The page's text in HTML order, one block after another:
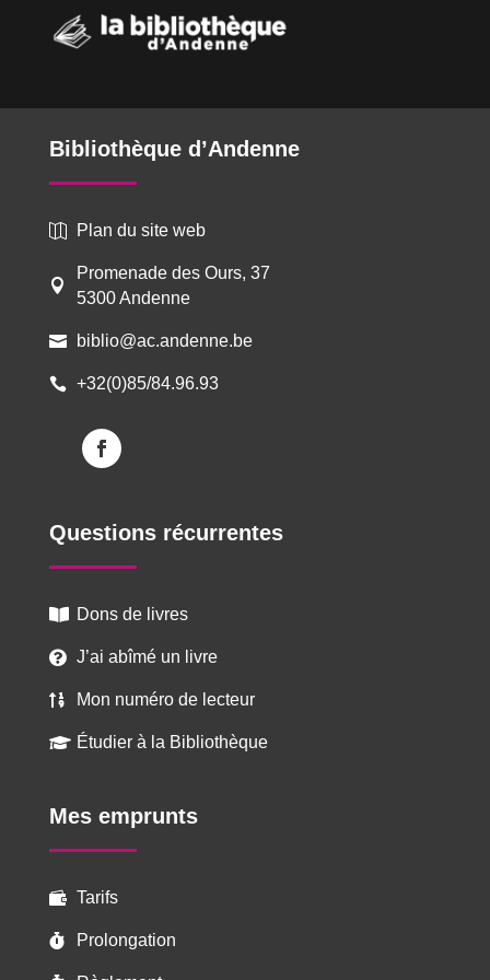
Bibliothèque d’Andenne
 Plan du site web

Promenade des Ours, 37
5300 Andenne
 biblio@ac.andenne.be
 +32(0)85/84.96.93
Questions récurrentes
 Dons de livres
 J’ai abîmé un livre
 Mon numéro de lecteur
 Étudier à la Bibliothèque
Mes emprunts
 Tarifs
 Prolongation